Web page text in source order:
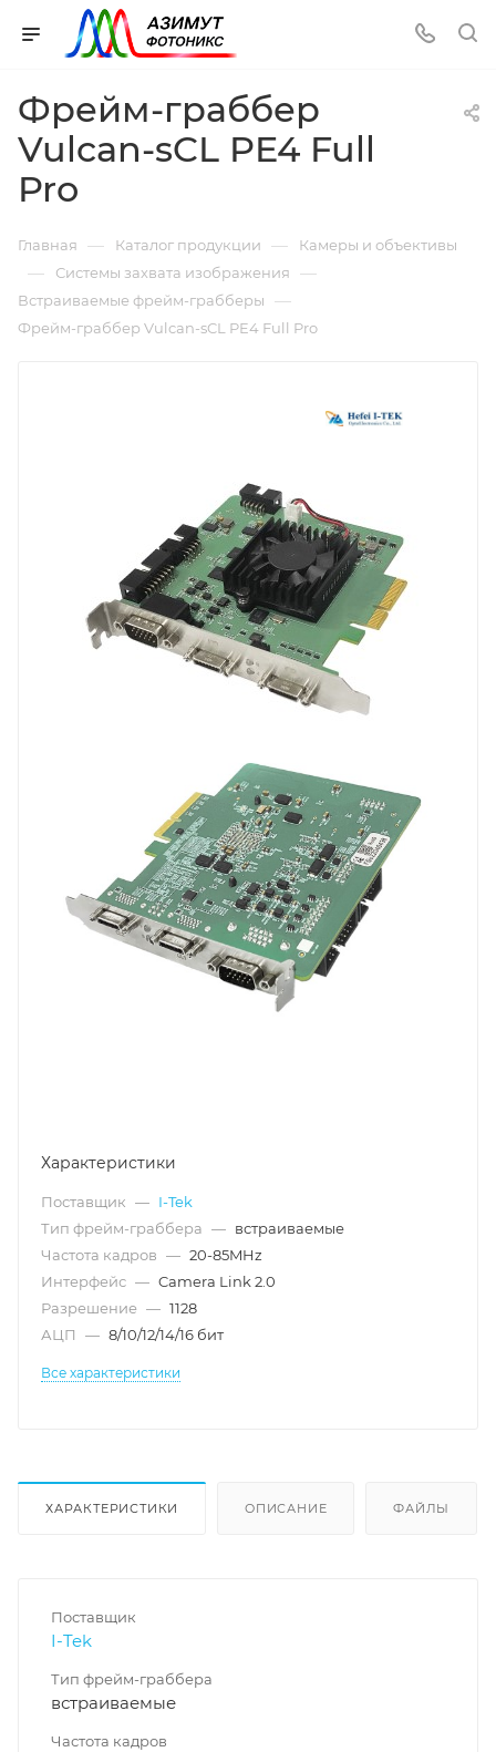
Фрейм-граббер
Vulcan-sCL PE4 Full
Pro
Главная — Каталог продукции — Камеры и объективы
— Системы захвата изображения —
Встраиваемые фрейм-грабберы —
Фрейм-граббер Vulcan-sCL PE4 Full Pro
Характеристики
Поставщик — I-Tek
Тип фрейм-граббера — встраиваемые
Частота кадров — 20-85MHz
Интерфейс — Camera Link 2.0
Разрешение — 1128
АЦП
— 8/10/12/14/16 бит
Все характеристики
ХАРАКТЕРИСТИКИ ОПИСАНИЕ ФАЙЛЫ
Поставщик
I-Tek
Тип фрейм-граббера
встраиваемые
Частота кадров